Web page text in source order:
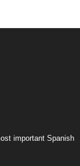
important Spanish